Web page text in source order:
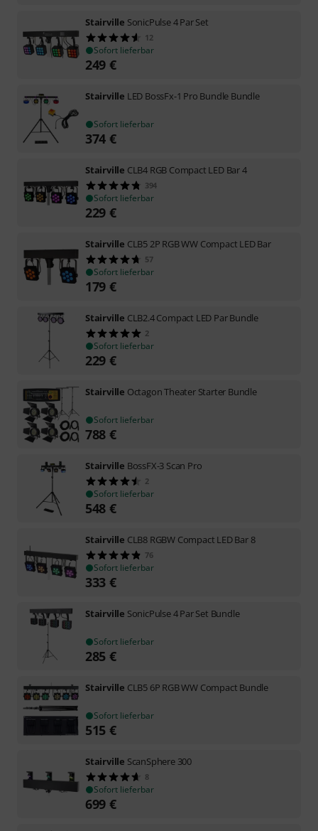
Stairville SonicPulse 4 Par Set
12
Sofort lieferbar
249 €
Stairville LED BossFx-1 Pro Bundle Bundle
Sofort lieferbar
374 €
Stairville CLB4 RGB Compact LED Bar 4
394
Sofort lieferbar
229 €
Stairville CLB5 2P RGB WW Compact LED Bar
57
Sofort lieferbar
179 €
Stairville CLB2.4 Compact LED Par Bundle
2
Sofort lieferbar
229 €
Stairville Octagon Theater Starter Bundle
Sofort lieferbar
788 €
Stairville BossFX-3 Scan Pro
2
Sofort lieferbar
548 €
Stairville CLB8 RGBW Compact LED Bar 8
76
Sofort lieferbar
333 €
Stairville SonicPulse 4 Par Set Bundle
Sofort lieferbar
285 €
Stairville CLB5 6P RGB WW Compact Bundle
Sofort lieferbar
515 €
Stairville ScanSphere 300
8
Sofort lieferbar
699 €